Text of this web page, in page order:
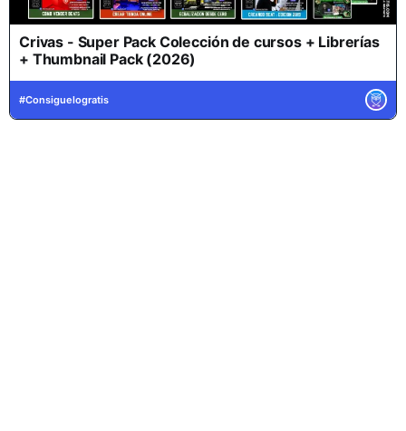
Crivas - Super Pack Colección de cursos + Librerías
+ Thumbnail Pack (2026)